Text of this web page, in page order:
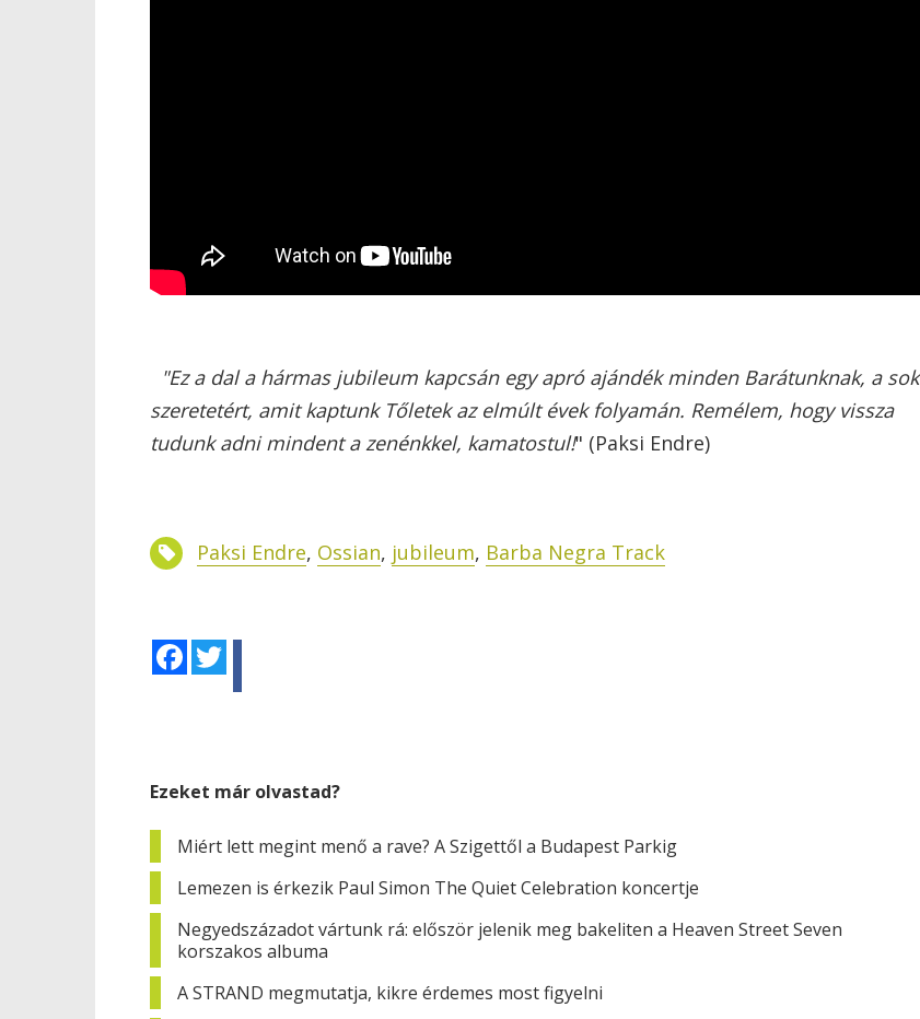
"Ez a dal a hármas jubileum kapcsán egy apró ajándék minden Barátunknak, a sok
szeretetért, amit kaptunk Tőletek az elmúlt évek folyamán. Remélem, hogy vissza
tudunk adni mindent a zenénkkel, kamatostul!" (Paksi Endre)
Paksi Endre, Ossian, jubileum, Barba Negra Track
Facebook
Ezeket már olvastad?
Miért lett megint menő a rave? A Szigettől a Budapest Parkig
Lemezen is érkezik Paul Simon The Quiet Celebration koncertje
Negyedszázadot vártunk rá: először jelenik meg bakeliten a Heaven Street Seven
korszakos albuma
A STRAND megmutatja, kikre érdemes most figyelni